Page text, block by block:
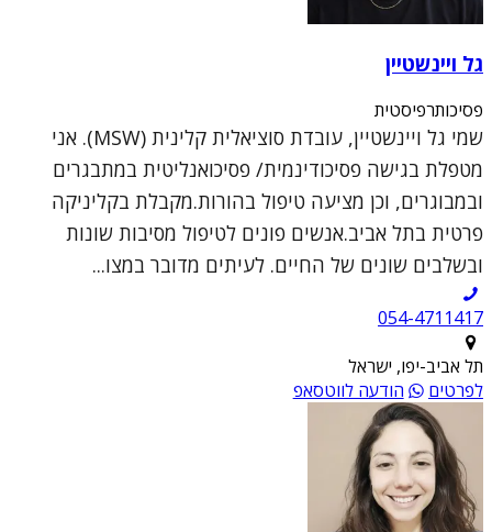
גל ויינשטיין
פסיכותרפיסטית
שמי גל ויינשטיין, עובדת סוציאלית קלינית (MSW). אני
מטפלת בגישה פסיכודינמית/ פסיכואנליטית במתבגרים
ובמבוגרים, וכן מציעה טיפול בהורות.מקבלת בקליניקה
פרטית בתל אביב.אנשים פונים לטיפול מסיבות שונות
ובשלבים שונים של החיים. לעיתים מדובר במצו...
054-4711417
תל אביב-יפו, ישראל
לפרטים
הודעה לווטסאפ